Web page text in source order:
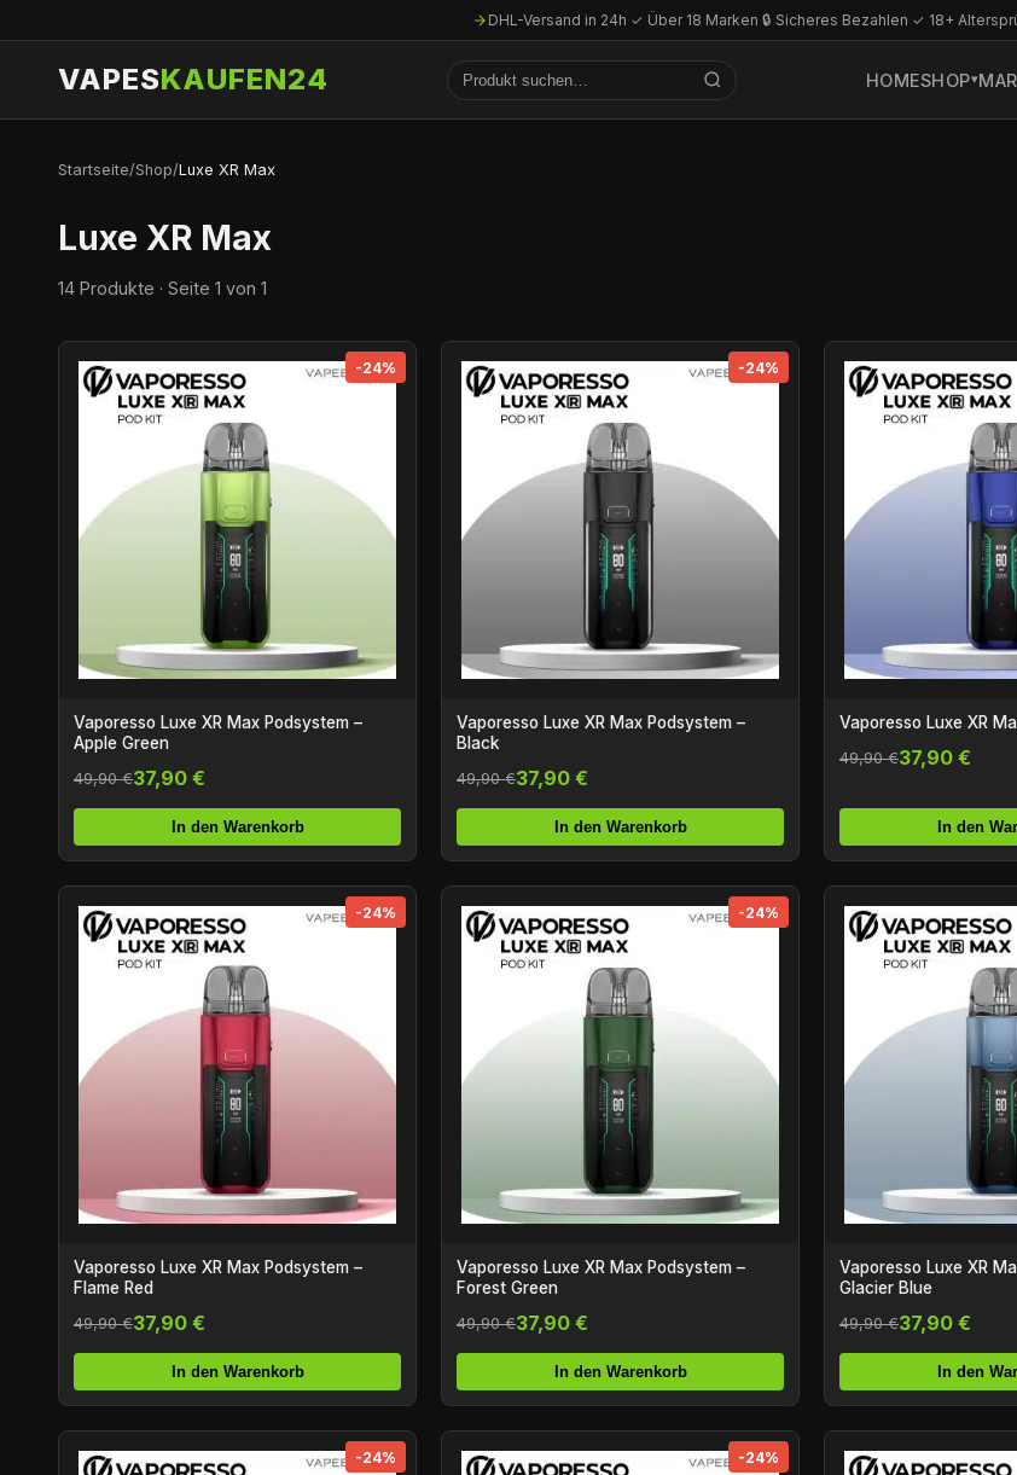
DHL-Versand in 24h·✓ Über 18 Marken·🔒 Sicheres Bezahlen·✓ 18+
VAPESKAUFEN24 HOMESHOP
Startseite/Shop/Luxe XR Max
Luxe XR Max
14 Produkte · Seite 1 von 1
-24%
Vaporesso Luxe XR Max Podsystem –
Apple Green
49,90 €37,90 €
In den Warenkorb
-24%
Vaporesso Luxe XR Max Podsystem –
Black
49,90 €37,90 €
In den Warenkorb
Vaporesso Luxe XR
49,90 €37,90 €
In den
-24%
Vaporesso Luxe XR Max Podsystem –
Flame Red
49,90 €37,90 €
In den Warenkorb
-24%
Vaporesso Luxe XR Max Podsystem –
Forest Green
49,90 €37,90 €
In den Warenkorb
Vaporesso Luxe XR
Glacier Blue
49,90 €37,90 €
In den
-24% -24%